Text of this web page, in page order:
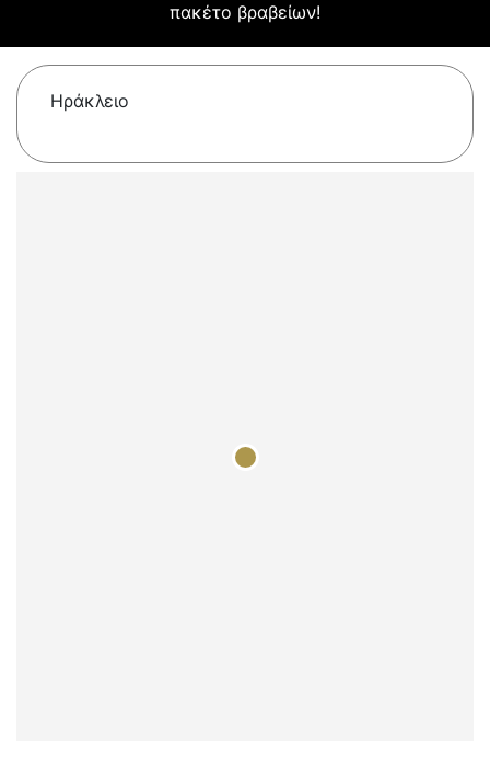
πακέτο βραβείων!
Ηράκλειο